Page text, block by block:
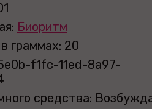
Биоритм
граммах: 20
f1fc-11ed-8a97-
средства: